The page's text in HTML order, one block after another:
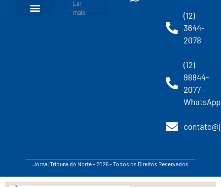
Ler
mais...
(12)
3644-
2078
(12)
98844-
2077 -
WhatsApp
Jornal Tribuna do Norte - 2026 - Todos os Direitos Reservados